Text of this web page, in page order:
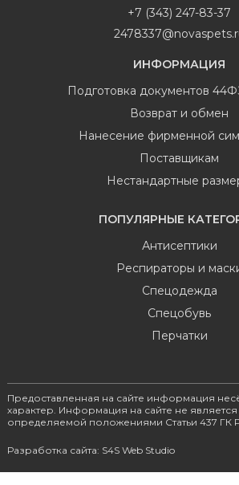
+7 (343) 247-83-37
ИНФОРМАЦИЯ
Подготовка документов
Возврат и обмен
Нанесение фирменной
Поставщикам
Нестандартные
ПОПУЛЯРНЫЕ
Антисептики
Респираторы и
Спецодежда
Спецобувь
Перчатки
Предоставленная на сайте информация
характер. Информация на сайте не
определяемой положениями Статьи 437 ГК
Разработка сайта: S4S Web Studio